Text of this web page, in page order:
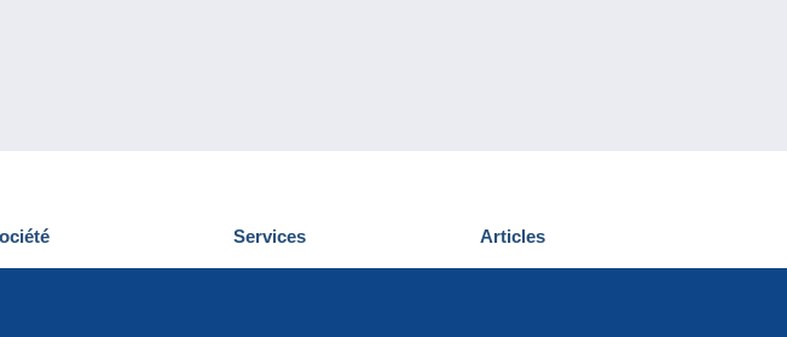
sommes-nous
Services
Découvrir Delcampe
Articles